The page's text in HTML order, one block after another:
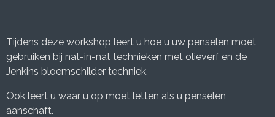
Tijdens deze workshop leert u hoe u uw penselen moet
gebruiken bij nat-in-nat technieken met olieverf en de
Jenkins bloemschilder techniek.
Ook leert u waar u op moet letten als u penselen
aanschaft.